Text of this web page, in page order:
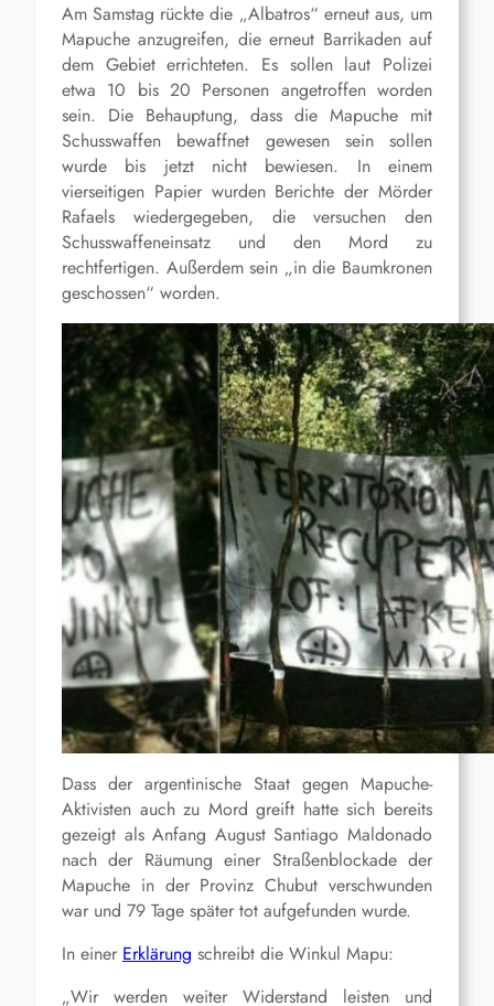
Am Samstag rückte die „Albatros“ erneut aus, um
Mapuche anzugreifen, die erneut Barrikaden auf
dem Gebiet errichteten. Es sollen laut Polizei
etwa 10 bis 20 Personen angetroffen worden
sein. Die Behauptung, dass die Mapuche mit
Schusswaffen bewaffnet gewesen sein sollen
wurde bis jetzt nicht bewiesen. In einem
vierseitigen Papier wurden Berichte der Mörder
Rafaels wiedergegeben, die versuchen den
Schusswaffeneinsatz und den Mord zu
rechtfertigen. Außerdem sein „in die Baumkronen
geschossen“ worden.
Dass der argentinische Staat gegen Mapuche-
Aktivisten auch zu Mord greift hatte sich bereits
gezeigt als Anfang August Santiago Maldonado
nach der Räumung einer Straßenblockade der
Mapuche in der Provinz Chubut verschwunden
war und 79 Tage später tot aufgefunden wurde.
In einer Erklärung schreibt die Winkul Mapu:
„Wir werden weiter Widerstand leisten und